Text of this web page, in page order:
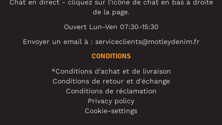
Chat en direct - cliquez sur l'icône de chat en bas à droite
de la page.
Ouvert Lun-Ven 07:30-15:30
Envoyer un email à : serviceclients@motleydenim.fr
CONDITIONS
*Conditions d'achat et de livraison
Conditions de retour et d'échange
Conditions de réclamation
Privacy policy
Cookie-settings